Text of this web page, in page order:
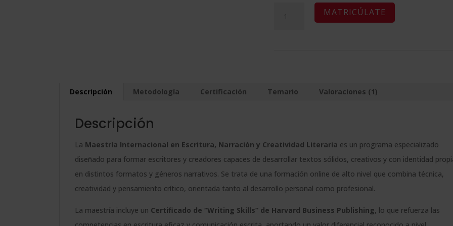
Internacional
Creatividad
Certificado
"Writing
skills"
la
MATRICÚLATE
v
e
:
Descripción Metodología Certificación Temario Valoraciones (1)
Descripción
La Maestría Internacional en Escritura, Narración y Creatividad Literaria es un programa especializado
diseñado para formar escritores y creadores capaces de desarrollar textos sólidos, creativos y con identidad
en distintos formatos y géneros narrativos. Se trata de una formación online de alto nivel que combina técnica,
creatividad y pensamiento crítico, orientada tanto al desarrollo personal como profesional.
La maestría incluye un Certificado de “Writing Skills” de Harvard Business Publishing, lo que refuerza las